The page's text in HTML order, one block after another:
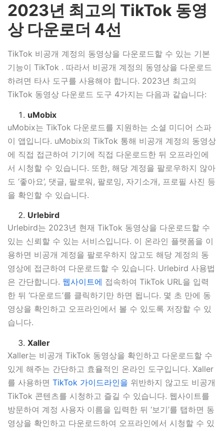
2023년 최고의 TikTok 동영
상 다운로더 4선
TikTok 비공개 계정의 동영상을 다운로드할 수 있는 기본
기능이 TikTok . 따라서 비공개 계정의 동영상을 다운로드
하려면 타사 도구를 사용해야 합니다. 2023년 최고의
TikTok 동영상 다운로드 도구 4가지는 다음과 같습니다:
uMobix
uMobix는 TikTok 다운로드를 지원하는 소셜 미디어 스파
이 앱입니다. uMobix의 TikTok 통해 비공개 계정의 동영상
에 직접 접근하여 기기에 직접 다운로드한 뒤 오프라인에
서 시청할 수 있습니다. 또한, 해당 계정을 팔로우하지 않아
도 ‘좋아요’, 댓글, 팔로워, 팔로잉, 자기소개, 프로필 사진 등
을 확인할 수 있습니다.
Urlebird
Urlebird는 2023년 현재 TikTok 동영상을 다운로드할 수
있는 신뢰할 수 있는 서비스입니다. 이 온라인 플랫폼을 이
용하면 비공개 계정을 팔로우하지 않고도 해당 계정의 동
영상에 접근하여 다운로드할 수 있습니다. Urlebird 사용법
은 간단합니다. 웹사이트에 접속하여 TikTok URL을 입력
한 뒤 ‘다운로드’를 클릭하기만 하면 됩니다. 몇 초 만에 동
영상을 확인하고 오프라인에서 볼 수 있도록 저장할 수 있
습니다.
Xaller
Xaller는 비공개 TikTok 동영상을 확인하고 다운로드할 수
있게 해주는 간단하고 효율적인 온라인 도구입니다. Xaller
를 사용하면 TikTok 가이드라인을 위반하지 않고도 비공개
TikTok 콘텐츠를 시청하고 즐길 수 있습니다. 웹사이트를
방문하여 계정 사용자 이름을 입력한 뒤 ‘보기’를 탭하면 동
영상을 확인하고 다운로드하여 오프라인에서 시청할 수 있